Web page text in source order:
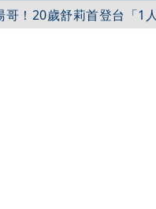
哥！20歲舒莉首登台「